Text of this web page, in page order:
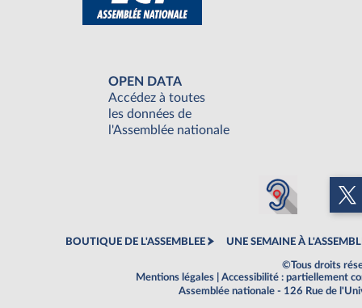
OPEN DATA
Accédez à toutes
les données de
l'Assemblée nationale
BOUTIQUE DE L'ASSEMBLEE UNE SEMAINE À
©Tous droits
Mentions légales
Accessibilité : partiellement
Assemblée nationale - 126 Rue de